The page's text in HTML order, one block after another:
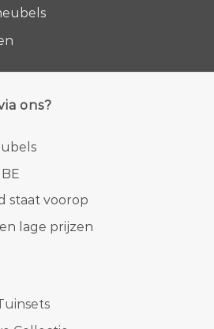
ons?
staat voorop
lage prijzen